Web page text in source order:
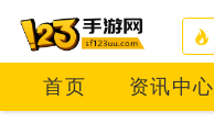
首页 资讯中心